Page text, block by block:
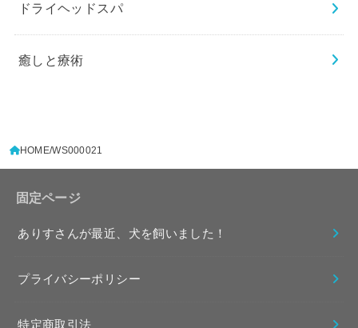
ドライヘッドスパ
癒しと療術
HOME WS000021
固定ページ
ありすさんが最近、犬を飼いました！
プライバシーポリシー
特定商取引法